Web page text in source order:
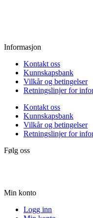
Informasjon
Kontakt oss
Kunnskapsbank
Vilkår og betingelser
Retningslinjer for
Kontakt oss
Kunnskapsbank
Vilkår og betingelser
Retningslinjer for
Følg oss
Min konto
Logg inn